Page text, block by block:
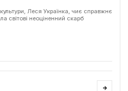
Леся Українка, чиє справжнє
світові неоціненний скарб